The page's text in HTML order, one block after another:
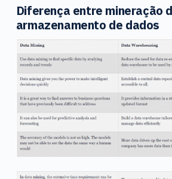
Diferença entre mineração
armazenamento de dados